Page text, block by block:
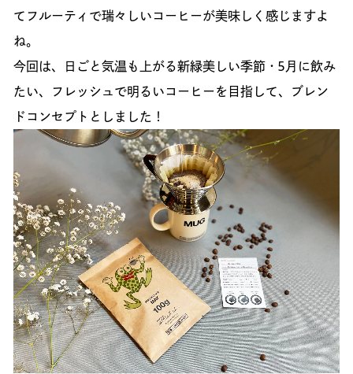
てフルーティで瑞々しいコーヒーが美味しく感じますよ
ね。
今回は、日ごと気温も上がる新緑美しい季節・5月に飲み
たい、フレッシュで明るいコーヒーを目指して、ブレン
ドコンセプトとしました！